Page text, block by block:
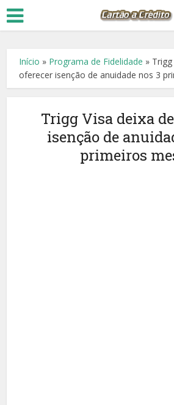
Início » Programa de Fidelidade »
oferecer isenção de anuidade nos 3
Trigg Visa deixa
isenção de
primeiros